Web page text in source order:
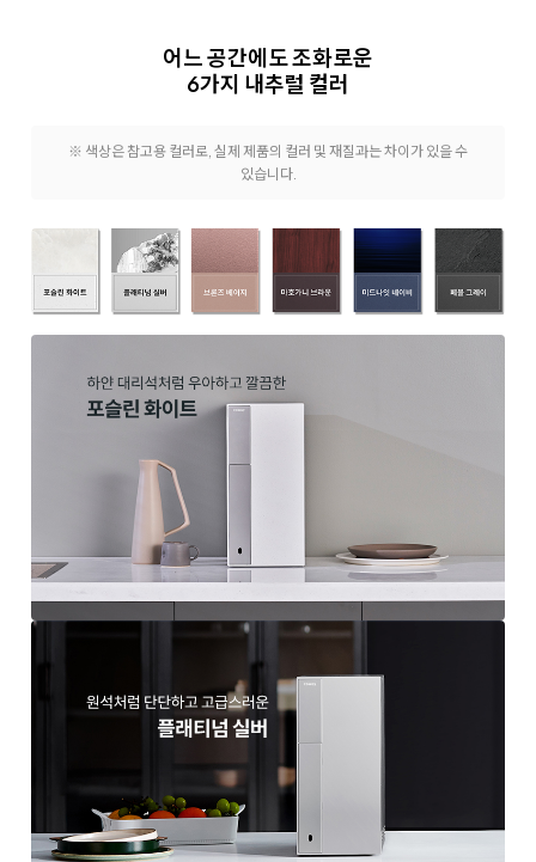
어느 공간에도 조화로운
6가지 내추럴 컬러
※ 색상은 참고용 컬러로, 실제 제품의 컬러 및 재질과는 차이가 있을 수
있습니다.